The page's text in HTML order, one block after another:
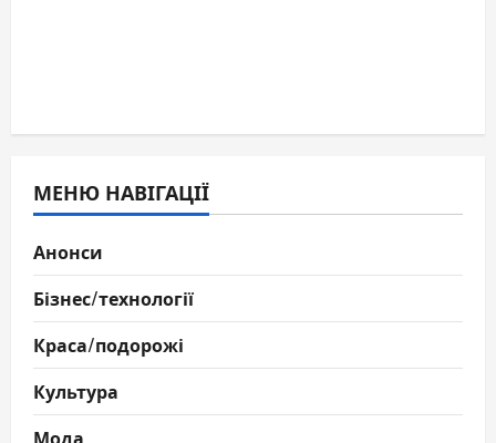
МЕНЮ НАВІГАЦІЇ
Анонси
Бізнес/технології
Краса/подорожі
Культура
Мода